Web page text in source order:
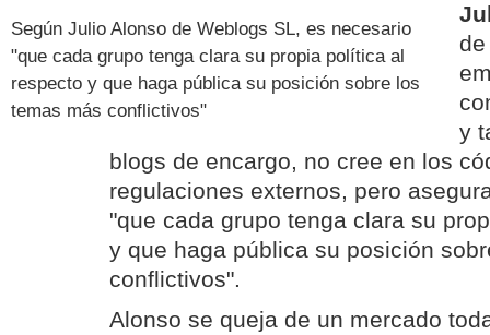
Según Julio Alonso de Weblogs SL, es necesario
"que cada grupo tenga clara su propia política al
respecto y que haga pública su posición sobre los
temas más conflictivos"
y
blogs de encargo, no cree en los
regulaciones externos, pero
"que cada grupo tenga clara su
y que haga pública su posición
conflictivos".
Alonso se queja de un mercado